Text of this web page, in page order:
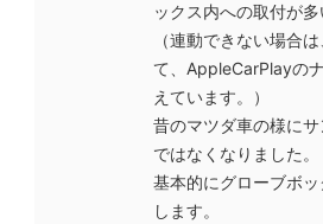
ックス内への取付が多
（連動できない場合
て、AppleCarPlayの
えています。）
昔のマツダ車の様に
ではなくなりました。
基本的にグローブボ
します。